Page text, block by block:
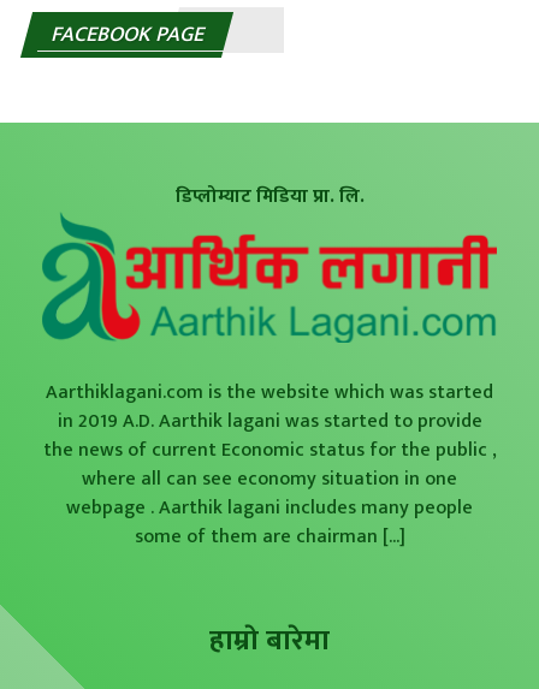
FACEBOOK PAGE
डिप्लोम्याट मिडिया प्रा. लि.
Aarthiklagani.com is the website which was started
in 2019 A.D. Aarthik lagani was started to provide
the news of current Economic status for the public ,
where all can see economy situation in one
webpage . Aarthik lagani includes many people
some of them are chairman [...]
हाम्राे बारेमा